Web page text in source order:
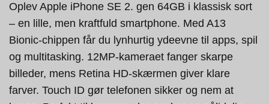
Oplev Apple iPhone SE 2. gen 64GB i klassisk sort
– en lille, men kraftfuld smartphone. Med A13
Bionic-chippen får du lynhurtig ydeevne til apps, spil
og multitasking. 12MP-kameraet fanger skarpe
billeder, mens Retina HD-skærmen giver klare
farver. Touch ID gør telefonen sikker og nem at